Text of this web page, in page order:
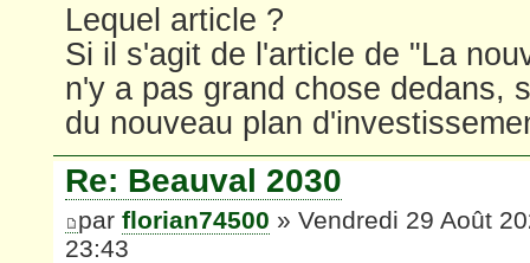
Lequel article ?
Si il s'agit de l'article de "La
n'y a pas grand chose dedans,
du nouveau plan
Re: Beauval 2030
par florian74500 » Vendredi 29 Août
23:43